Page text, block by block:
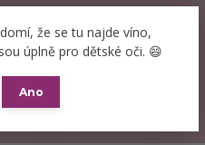
že se tu najde víno,
úplně pro dětské oči. 😄
Ano
0 Kč